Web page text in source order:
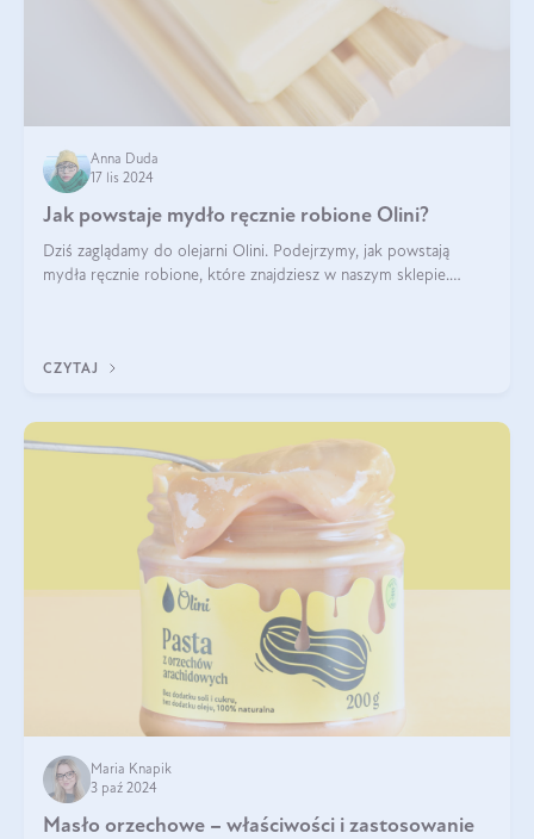
Anna Duda
17 lis 2024
Jak powstaje mydło ręcznie robione Olini?
Dziś zaglądamy do olejarni Olini. Podejrzymy, jak powstają
mydła ręcznie robione, które znajdziesz w naszym sklepie.
CZYTAJ
Maria Knapik
3 paź 2024
Masło orzechowe – właściwości i zastosowanie